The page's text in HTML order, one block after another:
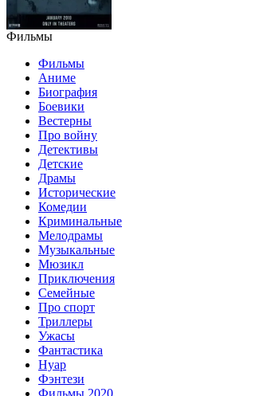
Фильмы
Фильмы
Аниме
Биография
Боевики
Вестерны
Про войну
Детективы
Детские
Драмы
Исторические
Комедии
Криминальные
Мелодрамы
Музыкальные
Мюзикл
Приключения
Семейные
Про спорт
Триллеры
Ужасы
Фантастика
Нуар
Фэнтези
Фильмы 2020